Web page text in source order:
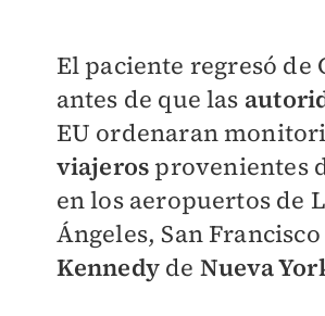
El paciente regresó de
antes de que las
EU ordenaran
viajeros provenientes
en los aeropuertos de
Ángeles, San Francisco
Kennedy de Nueva